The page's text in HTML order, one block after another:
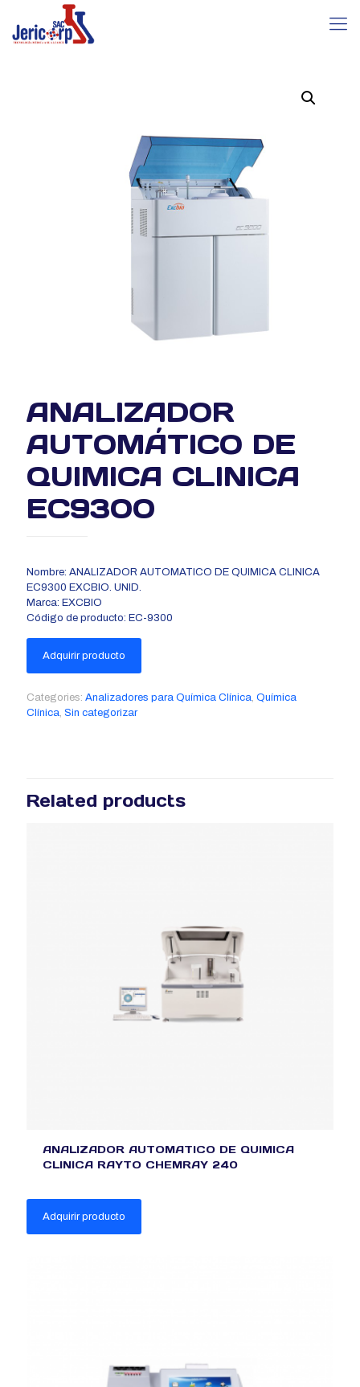
ANALIZADOR
AUTOMÁTICO DE
QUIMICA CLINICA
EC9300
Nombre: ANALIZADOR AUTOMATICO DE QUIMICA CLINICA
EC9300 EXCBIO. UNID.
Marca: EXCBIO
Código de producto: EC-9300
Adquirir producto
Categories: Analizadores para Química Clínica, Química
Clínica, Sin categorizar
Related products
ANALIZADOR AUTOMATICO DE QUIMICA
CLINICA RAYTO CHEMRAY 240
Adquirir producto